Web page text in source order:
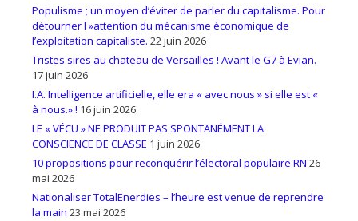
Populisme ; un moyen d’éviter de parler du capitalisme. Pour
détourner l »attention du mécanisme économique de
l’exploitation capitaliste. 22 juin 2026
Tristes sires au chateau de Versailles ! Avant le G7 à Evian.
17 juin 2026
I.A. Intelligence artificielle, elle era « avec nous » si elle est «
à nous.» ! 16 juin 2026
LE « VÉCU » NE PRODUIT PAS SPONTANÉMENT LA
CONSCIENCE DE CLASSE 1 juin 2026
10 propositions pour reconquérir l’électoral populaire RN 26
mai 2026
Nationaliser TotalEnerdies – l’heure est venue de reprendre
la main 23 mai 2026